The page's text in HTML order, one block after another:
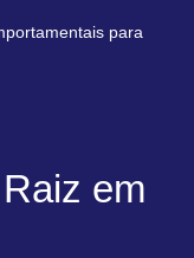
para
em